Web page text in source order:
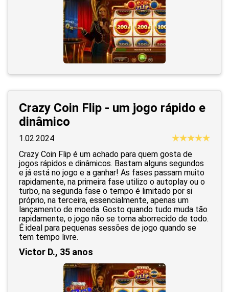
Crazy Coin Flip - um jogo rápido e
dinâmico
1.02.2024
Crazy Coin Flip é um achado para quem gosta de
jogos rápidos e dinâmicos. Bastam alguns segundos
e já está no jogo e a ganhar! As fases passam muito
rapidamente, na primeira fase utilizo o autoplay ou o
turbo, na segunda fase o tempo é limitado por si
próprio, na terceira, essencialmente, apenas um
lançamento de moeda. Gosto quando tudo muda tão
rapidamente, o jogo não se torna aborrecido de todo.
É ideal para pequenas sessões de jogo quando se
tem tempo livre.
Victor D., 35 anos